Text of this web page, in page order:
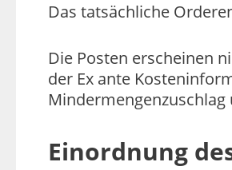
Das tatsächliche
Die Posten erscheinen
der Ex ante
Einordnung